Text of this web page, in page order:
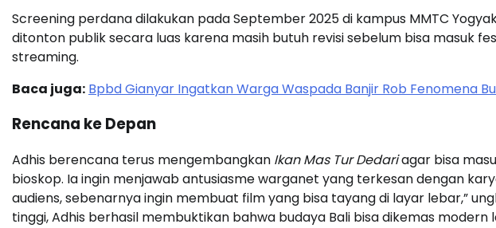
Screening perdana dilakukan pada September 2025 di kampus MMTC
ditonton publik secara luas karena masih butuh revisi sebelum bisa masuk
streaming.
Baca juga: Bpbd Gianyar Ingatkan Warga Waspada Banjir Rob Fenomena
Rencana ke Depan
Adhis berencana terus mengembangkan Ikan Mas Tur Dedariagar bisa
bioskop. Ia ingin menjawab antusiasme warganet yang terkesan dengan
audiens, sebenarnya ingin membuat film yang bisa tayang di layar lebar,”
tinggi, Adhis berhasil membuktikan bahwa budaya Bali bisa dikemas